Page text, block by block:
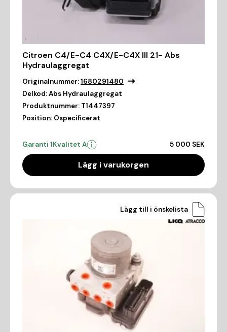
Citroen C4/E-C4 C4X/E-C4X III 21- Abs
Hydraulaggregat
Originalnummer:1680291480
Delkod:Abs Hydraulaggregat
Produktnummer: T1447397
Position: Ospecificerat
Garanti 1Kvalitet A 5 000 SEK
Lägg i varukorgen
Lägg till i önskelista